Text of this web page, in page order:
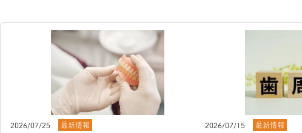
2026/07/25
最新情報
2026/07/15
最新情報